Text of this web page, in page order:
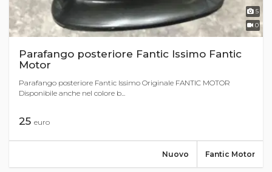
5
0
Parafango posteriore Fantic Issimo Fantic
Motor
Parafango posteriore Fantic Issimo Originale FANTIC MOTOR
Disponibile anche nel colore b...
25 euro
Fantic Motor
Nuovo